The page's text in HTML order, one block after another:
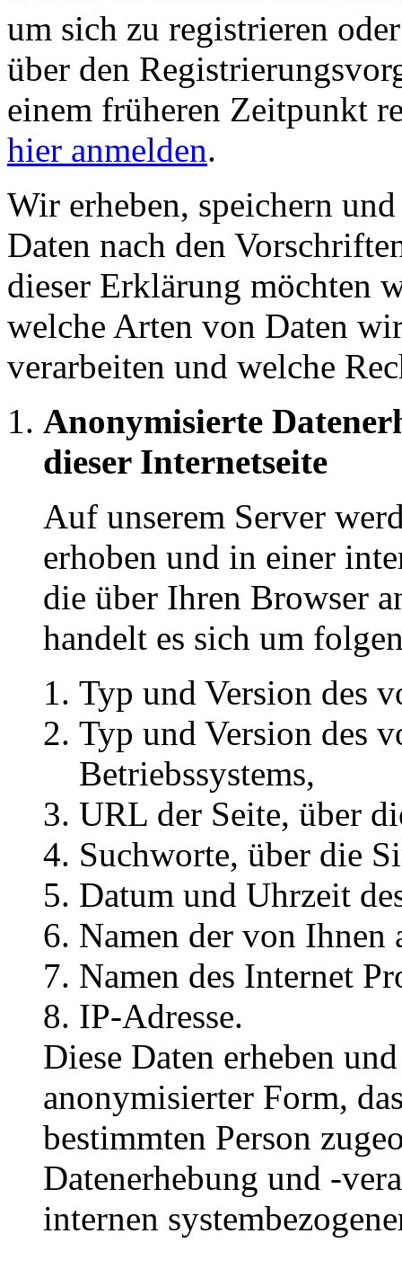
um sich zu registrieren
über den
einem früheren Zeitpunkt
hier anmelden.
Wir erheben, speichern
Daten nach den
dieser Erklärung möchten
welche Arten von Daten
verarbeiten und welche
Anonymisierte
dieser Internetseite
Auf unserem Server
erhoben und in einer
die über Ihren Browser
handelt es sich um
Typ und Version des
Typ und Version des
Betriebssystems,
URL der Seite, über
Suchworte, über die
Datum und Uhrzeit
Namen der von Ihnen
Namen des Internet
IP-Adresse.
Diese Daten erheben
anonymisierter Form,
bestimmten Person
Datenerhebung und -
internen